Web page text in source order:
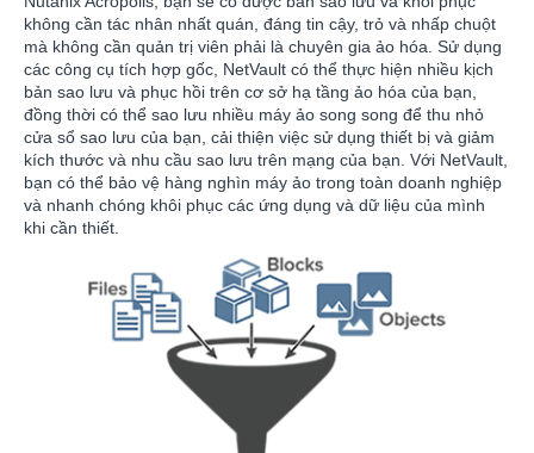
không cần tác nhân nhất quán, đáng tin cậy, trỏ và nhấp chuột
mà không cần quản trị viên phải là chuyên gia ảo hóa. Sử dụng
các công cụ tích hợp gốc, NetVault có thể thực hiện nhiều kịch
bản sao lưu và phục hồi trên cơ sở hạ tầng ảo hóa của bạn,
đồng thời có thể sao lưu nhiều máy ảo song song để thu nhỏ
cửa sổ sao lưu của bạn, cải thiện việc sử dụng thiết bị và giảm
kích thước và nhu cầu sao lưu trên mạng của bạn. Với NetVault,
bạn có thể bảo vệ hàng nghìn máy ảo trong toàn doanh nghiệp
và nhanh chóng khôi phục các ứng dụng và dữ liệu của mình
khi cần thiết.